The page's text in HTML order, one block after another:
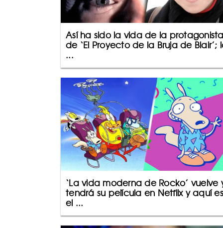
Así ha sido la vida de la
de ‘El Proyecto de la Bruja de Blair’;
...
‘La vida moderna de Rocko’ vuelve
tendrá su película en Netflix y aquí
el ...